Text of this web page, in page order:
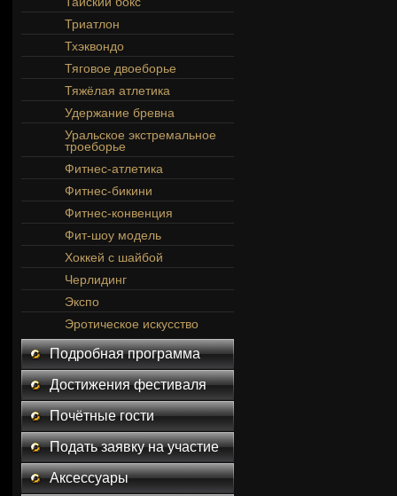
Триатлон
Тхэквондо
Тяговое двоеборье
Тяжёлая атлетика
Удержание бревна
Уральское экстремальное
троеборье
Фитнес-атлетика
Фитнес-бикини
Фитнес-конвенция
Фит-шоу модель
Хоккей с шайбой
Черлидинг
Экспо
Эротическое искусство
Подробная программа
Достижения фестиваля
Почётные гости
Подать заявку на участие
Аксессуары